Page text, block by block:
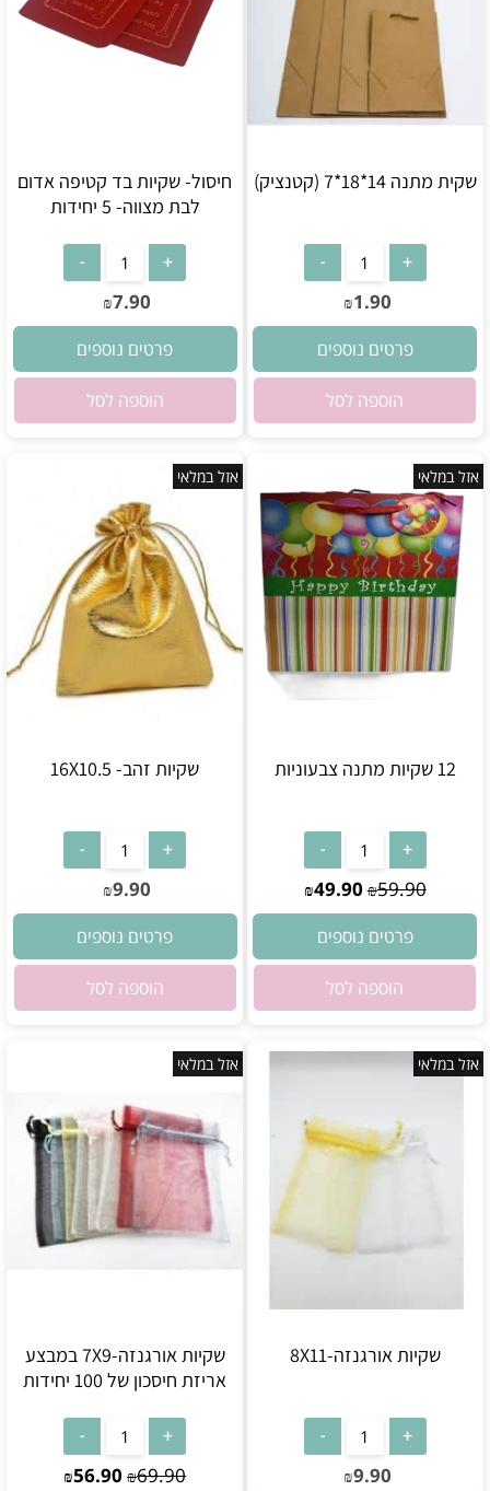
שקית מתנה 14*18*7 (קטנציק)
₪1.90
פרטים נוספים
הוספה לסל
חיסול- שקיות בד קטיפה אדום
לבת מצווה- 5 יחידות
₪7.90
פרטים נוספים
הוספה לסל
אזל במלאי
12 שקיות מתנה צבעוניות
₪59.90
₪49.90
פרטים נוספים
הוספה לסל
אזל במלאי
שקיות זהב- 16X10.5
₪9.90
פרטים נוספים
הוספה לסל
אזל במלאי
שקיות אורגנזה-8X11
₪9.90
אזל במלאי
שקיות אורגנזה-7X9 במבצע
אריזת חיסכון של 100 יחידות
₪69.90
₪56.90